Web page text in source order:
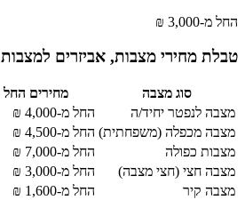
החל מ-3,000 ₪
טבלת מחירי מצבות, אביזרים למצבות
סוג מצבה
מחירים החל
מצבה לנפטר יחיד/ה
החל מ-4,000 ₪
מצבה מכפלה (משפחתית) החל מ-4,500 ₪
מצבות כפולה
החל מ-7,000 ₪
מצבה חצי (חצי מצבה)
החל מ-3,000 ₪
מצבה קיר
החל מ-1,600 ₪